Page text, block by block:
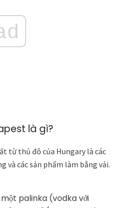
là gì?
từ ​​thủ đô của Hungary là các
và các sản phẩm làm bằng vải.
một palinka (vodka với